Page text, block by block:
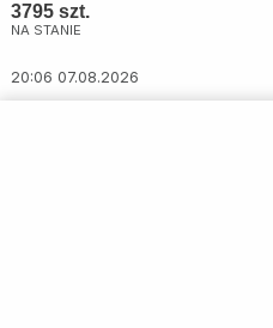
3795 szt.
NA STANIE
20:06 07.08.2026